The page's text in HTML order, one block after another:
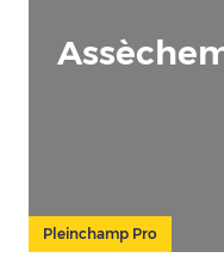
Pleinchamp Pro